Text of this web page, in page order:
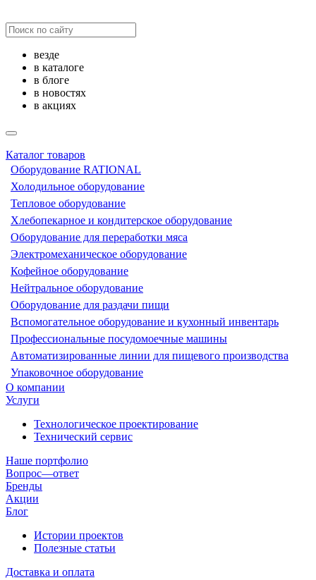
везде
в каталоге
в блоге
в новостях
в акциях
Каталог товаров
Оборудование RATIONAL
Холодильное оборудование
Тепловое оборудование
Хлебопекарное и кондитерское оборудование
Оборудование для переработки мяса
Электромеханическое оборудование
Кофейное оборудование
Нейтральное оборудование
Оборудование для раздачи пищи
Вспомогательное оборудование и кухонный инвентарь
Профессиональные посудомоечные машины
Автоматизированные линии для пищевого производства
Упаковочное оборудование
О компании
Услуги
Технологическое проектирование
Технический сервис
Наше портфолио
Вопрос—ответ
Бренды
Акции
Блог
Истории проектов
Полезные статьи
Доставка и оплата